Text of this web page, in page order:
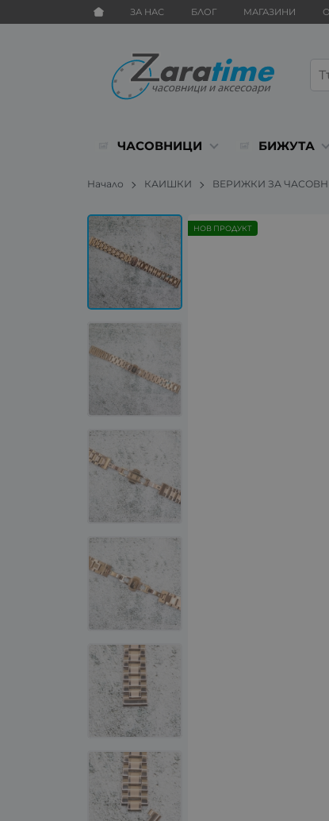
ЗА НАС БЛОГ МАГАЗИНИ
ЧАСОВНИЦИ БИЖУТА
Начало КАИШКИ ВЕРИЖКИ ЗА
НОВ ПРОДУКТ